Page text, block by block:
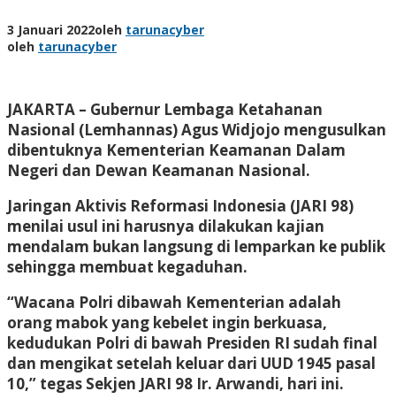
3 Januari 2022oleh tarunacyber
oleh tarunacyber
JAKARTA – Gubernur Lembaga Ketahanan
Nasional (Lemhannas) Agus Widjojo mengusulkan
dibentuknya Kementerian Keamanan Dalam
Negeri dan Dewan Keamanan Nasional.
Jaringan Aktivis Reformasi Indonesia (JARI 98)
menilai usul ini harusnya dilakukan kajian
mendalam bukan langsung di lemparkan ke publik
sehingga membuat kegaduhan.
“Wacana Polri dibawah Kementerian adalah
orang mabok yang kebelet ingin berkuasa,
kedudukan Polri di bawah Presiden RI sudah final
dan mengikat setelah keluar dari UUD 1945 pasal
10,” tegas Sekjen JARI 98 Ir. Arwandi, hari ini.